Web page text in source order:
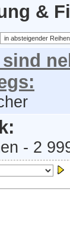
&
- 2